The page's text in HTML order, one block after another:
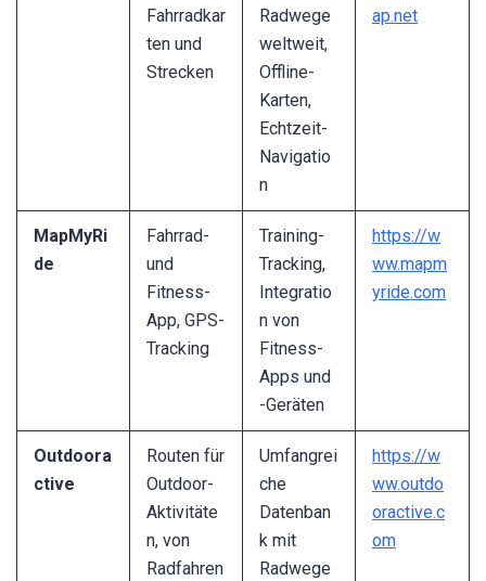
Fahrradkar
ten und
Strecken
Radwege
weltweit,
Offline-
Karten,
Echtzeit-
Navigatio
n
ap.net
MapMyRi
de
Fahrrad-
und
Fitness-
App, GPS-
Tracking
Training-
Tracking,
Integratio
n von
Fitness-
Apps und
-Geräten
https://w
ww.mapm
yride.com
Outdoora
ctive
Routen für
Outdoor-
Aktivitäte
n, von
Radfahren
Umfangrei
che
Datenban
k mit
Radwege
https://w
ww.outdo
oractive.c
om